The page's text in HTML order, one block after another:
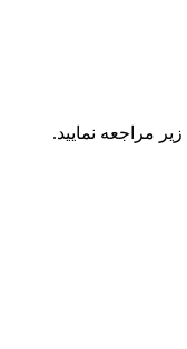
مراجعه نمایید.